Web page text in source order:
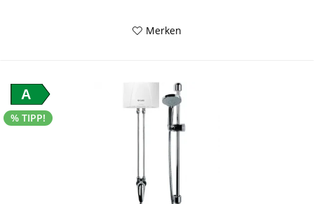
Merken
A
% TIPP!